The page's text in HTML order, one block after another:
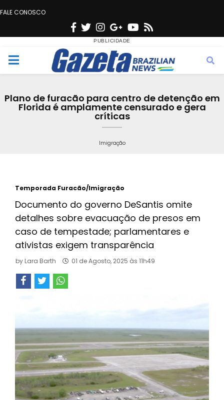
FALE CONOSCO
F
c
e
o
o
T
w
i
t
e
n
s
t
g
r
a
m
G
o
o
g
e
Y
u
t
b
s
M
Plano de furacão para centro de detenção em
Florida é amplamente censurado e gera
críticas
Imigração
Temporada Furacão/Imigração
Documento do governo DeSantis omite
detalhes sobre evacuação de presos em
caso de tempestade; parlamentares e
ativistas exigem transparência
by Lara Barth 01 de Agosto, 2025 às 11h49